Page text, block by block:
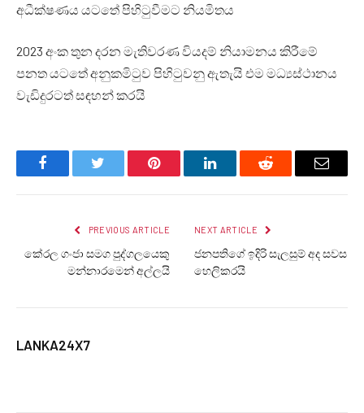
අධීක්ෂණය යටතේ පිහිටුවීමට නියමිතය
2023 අංක තුන දරන මැතිවරණ වියදම් නියාමනය කිරීමේ
පනත යටතේ අනුකමිටුව පිහිටුවනු ඇතැයි එම මධ්‍යස්ථානය
වැඩිදුරටත් සඳහන් කරයි
FacebookTwitter Pinterest LinkedInReddit Email
PREVIOUS ARTICLE
කේරල ගංජා සමග පුද්ගලයෙකු
මන්නාරමෙන් අල්ලයි
NEXT ARTICLE
ජනපතිගේ ඉදිරි සැලසුම් අද සවස
හෙලිකරයි
LANKA24X7